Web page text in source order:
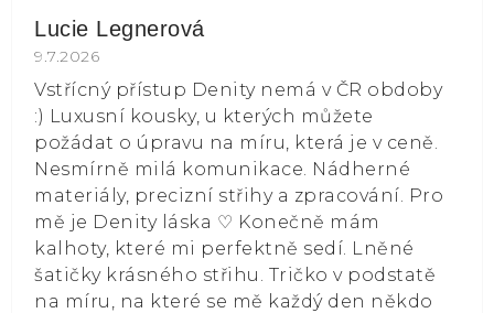
Lucie Legnerová
Hodnocení obchodu je 5 z 5 hvězdiček.
9.7.2026
Vstřícný přístup Denity nemá v ČR obdoby
:) Luxusní kousky, u kterých můžete
požádat o úpravu na míru, která je v ceně.
Nesmírně milá komunikace. Nádherné
materiály, precizní střihy a zpracování. Pro
mě je Denity láska ⁠♡ Konečně mám
kalhoty, které mi perfektně sedí. Lněné
šatičky krásného střihu. Tričko v podstatě
na míru, na které se mě každý den někdo